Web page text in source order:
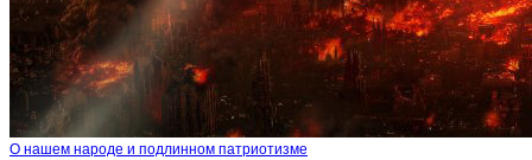
О нашем народе и подлинном патриотизме